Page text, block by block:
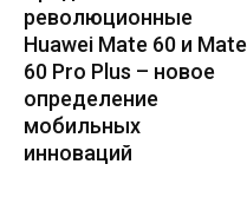
революционные
Huawei Mate 60 и Mate
60 Pro Plus – новое
определение
мобильных
инноваций